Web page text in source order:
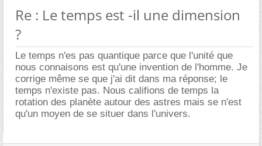
Re : Le temps est -il une dimension
?
Le temps n'es pas quantique parce que l'unité que
nous connaisons est qu'une invention de l'homme. Je
corrige même se que j'ai dit dans ma réponse; le
temps n'existe pas. Nous califions de temps la
rotation des planète autour des astres mais se n'est
qu'un moyen de se situer dans l'univers.